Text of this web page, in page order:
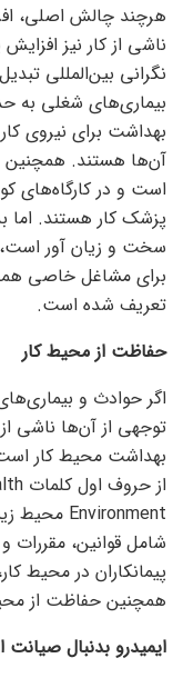
هرچند چالش اصلی،
ناشی از کار نیز
نگرانی بین‌المللی
بیماری‌های شغلی به
بهداشت برای نیروی
آن‌ها هستند. همچنین
است و در کارگاه‌های
پزشک کار هستند. اما
سخت و زیان آور است،
برای مشاغل خاصی
تعریف شده است.
حفاظت از محیط کار
اگر حوادث و
توجهی از آن‌ها ناشی
شامل قوانین، مقررات و
پیمانکاران در محیط
همچنین حفاظت از
ایمیدرو بدنبال صیانت